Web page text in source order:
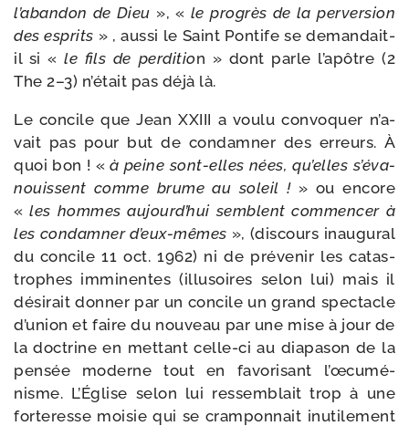
l’a­ban­don de Dieu », « le pro­grès de la per­ver­sion
des esprits » , aus­si le Saint Pontife se demandait-​
il si « le fils de per­di­tion » dont parle l’a­pôtre (2
The 2–3) n’é­tait pas déjà là.
Le concile que Jean XXIII a vou­lu convo­quer n’a­
vait pas pour but de condam­ner des erreurs. À
quoi bon ! «à peine sont-​elles nées, qu’elles s’é­va­
nouissent comme brume au soleil !» ou encore
« les hommes aujourd’­hui semblent com­men­cer à
les condam­ner d’eux-​mêmes », (dis­cours inau­gu­ral
du concile 11 oct. 1962) ni de pré­ve­nir les catas­
trophes immi­nentes (illu­soires selon lui) mais il
dési­rait don­ner par un concile un grand spec­tacle
d’u­nion et faire du nou­veau par une mise à jour de
la doc­trine en met­tant celle-​ci au dia­pa­son de la
pen­sée moderne tout en favo­ri­sant l’œ­cu­mé­
nisme. L’Église selon lui res­sem­blait trop à une
for­te­resse moi­sie qui se cram­pon­nait inuti­le­ment